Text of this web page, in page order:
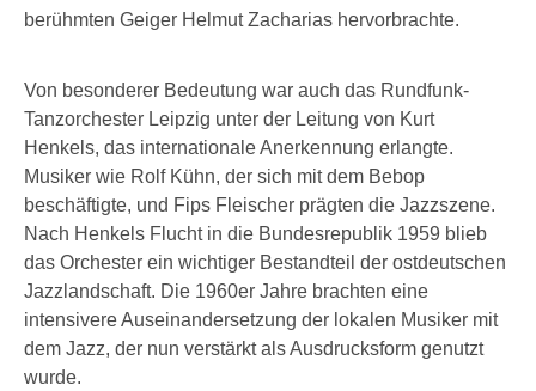
berühmten Geiger Helmut Zacharias hervorbrachte.
Von besonderer Bedeutung war auch das Rundfunk-
Tanzorchester Leipzig unter der Leitung von Kurt
Henkels, das internationale Anerkennung erlangte.
Musiker wie Rolf Kühn, der sich mit dem Bebop
beschäftigte, und Fips Fleischer prägten die Jazzszene.
Nach Henkels Flucht in die Bundesrepublik 1959 blieb
das Orchester ein wichtiger Bestandteil der ostdeutschen
Jazzlandschaft. Die 1960er Jahre brachten eine
intensivere Auseinandersetzung der lokalen Musiker mit
dem Jazz, der nun verstärkt als Ausdrucksform genutzt
wurde.